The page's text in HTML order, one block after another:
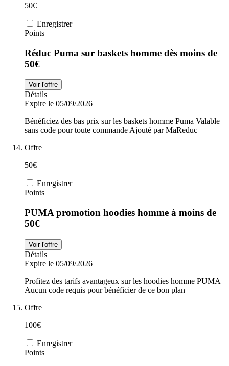
50€
Enregistrer
Points
Réduc Puma sur baskets homme dès moins de
50€
Voir l'offre
Détails
Expire le 05/09/2026
Bénéficiez des bas prix sur les baskets homme Puma Valable
sans code pour toute commande Ajouté par MaReduc
Offre
50€
Enregistrer
Points
PUMA promotion hoodies homme à moins de
50€
Voir l'offre
Détails
Expire le 05/09/2026
Profitez des tarifs avantageux sur les hoodies homme PUMA
Aucun code requis pour bénéficier de ce bon plan
Offre
100€
Enregistrer
Points